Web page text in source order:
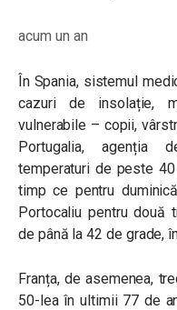
acum un an
În Spania, sistemul
cazuri de insolație,
vulnerabile – copii,
Portugalia, agenția
temperaturi de peste
timp ce pentru
Portocaliu pentru două
de până la 42 de grade,
Franța, de asemenea,
50-lea în ultimii 77 de